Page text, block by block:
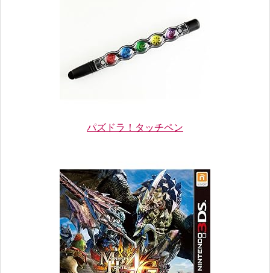
パズドラ！タッチペン